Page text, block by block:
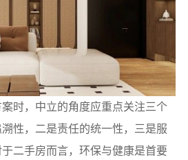
时，中立的角度应重点关注三个
性，二是责任的统一性，三是服
二手房而言，环保与健康是首要